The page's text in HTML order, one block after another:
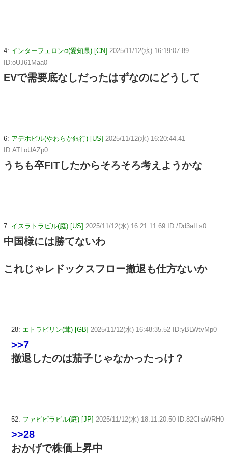
4: インターフェロンα(愛知県) [CN] 2025/11/12(水) 16:19:07.89
ID:oUJ61Maa0
EVで需要底なしだったはずなのにどうして
6: アデホビル(やわらか銀行) [US] 2025/11/12(水) 16:20:44.41
ID:ATLoUAZp0
うちも卒FITしたからそろそろ考えようかな
7: イスラトラビル(庭) [US] 2025/11/12(水) 16:21:11.69 ID:/Dd3aILs0
中国様には勝てないわ
これじゃレドックスフロー撤退も仕方ないか
28: エトラビリン(茸) [GB] 2025/11/12(水) 16:48:35.52 ID:yBLWtvMp0
>>7
撤退したのは茄子じゃなかったっけ？
52: ファビピラビル(庭) [JP] 2025/11/12(水) 18:11:20.50 ID:82ChaWRH0
>>28
おかげで株価上昇中